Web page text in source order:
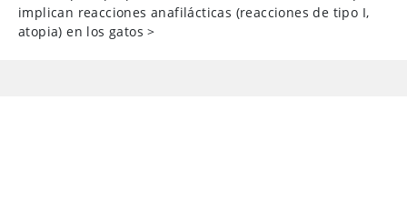
implican reacciones anafilácticas (reacciones de tipo I,
atopia) en los gatos >